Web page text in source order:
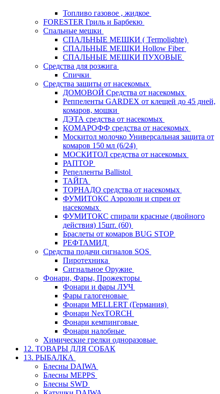
Топливо газовое , жидкое
FORESTER Гриль и Барбекю
Спальные мешки
СПАЛЬНЫЕ МЕШКИ ( Termolighte)
СПАЛЬНЫЕ МЕШКИ Hollow Fiber
СПАЛЬНЫЕ МЕШКИ ПУХОВЫЕ
Средства для розжига
Спички
Средства защиты от насекомых
ДОМОВОЙ Средства от насекомых
Реппеленты GARDEX от клещей до 45 дней,
комаров, мошки
ДЭТА средства от насекомых
КОМАРОФФ средства от насекомых
Москитол молочко Универсальная защита от
комаров 150 мл (6/24)
МОСКИТОЛ средства от насекомых
РАПТОР
Репелленты Ballistol
ТАЙГА
ТОРНАДО средства от насекомых
ФУМИТОКС Аэрозоли и спреи от
насекомых
ФУМИТОКС спирали красные (двойного
действия) 15шт. (60)
Браслеты от комаров BUG STOP
РЕФТАМИД
Средства подачи сигналов SOS
Пиротехника
Сигнальное Оружие
Фонари, Фары, Прожекторы
Фонари и фары ЛУЧ
Фары галогеновые
Фонари MELLERT (Германия)
Фонари NexTORCH
Фонари кемпинговые
Фонари налобные
Химические грелки одноразовые
12. ТОВАРЫ ДЛЯ СОБАК
13. РЫБАЛКА
Блесны DAIWA
Блесны MEPPS
Блесны SWD